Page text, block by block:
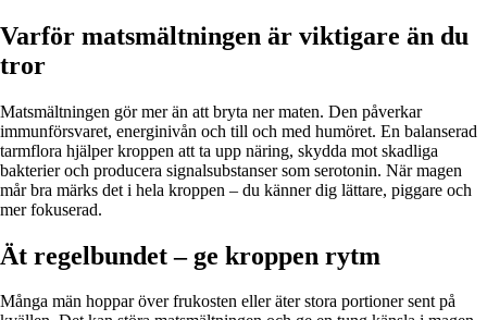
Varför matsmältningen är viktigare än du
tror
Matsmältningen gör mer än att bryta ner maten. Den påverkar
immunförsvaret, energinivån och till och med humöret. En balanserad
tarmflora hjälper kroppen att ta upp näring, skydda mot skadliga
bakterier och producera signalsubstanser som serotonin. När magen
mår bra märks det i hela kroppen – du känner dig lättare, piggare och
mer fokuserad.
Ät regelbundet – ge kroppen rytm
Många män hoppar över frukosten eller äter stora portioner sent på